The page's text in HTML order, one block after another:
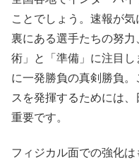
ことでしょう。速報が
裏にある選手たちの努
術」と「準備」に注目
に一発勝負の真剣勝負
スを発揮するためには
重要です。
フィジカル面での強化